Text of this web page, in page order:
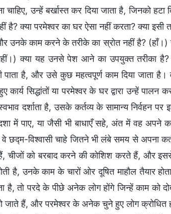
चाहिए, उन्हें बर्खास्त कर दिया जाता है, जिनको
है? क्या परमेश्वर का घर ऐसा नहीं करता? क्या
उनके काम करने के तरीके का स्रोत नहीं है? (हाँ।)
क्या यह उनसे पेश आने का उपयुक्त तरीका है?
पाता है, और उसे कुछ महत्वपूर्ण काम दिया जाता
कार्य सिद्धांतों या परमेश्वर के घर द्वारा उन्हें
दर्शाता है, उसके कर्तव्य के सामान्य निर्वहन
में पाए, या जैसी भी बाधाएँ सहे, अंत में वह अपने
छद्म-विश्वासी चाहे जितने भी लंबे समय से अपना
चीजों को बरबाद करने की कोशिश करते हैं, और इससे
है, उनके काम के चारों ओर दूषित माहौल तैयार
है, तो परदे के पीछे अनेक लोग होंगे जिन्हें काम को
जाते हैं, और परमेश्वर के अनेक चुने हुए लोग क्रोधित